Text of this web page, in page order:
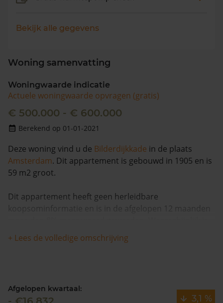
Bekijk alle gegevens
Woning samenvatting
Woningwaarde indicatie
Actuele woningwaarde opvragen (gratis)
€ 500.000 - € 600.000
Berekend op 01-01-2021
Deze woning vind u de Bilderdijkkade in de plaats
Amsterdam. Dit appartement is gebouwd in 1905 en is
59 m2 groot.
Dit appartement heeft geen herleidbare
koopsominformatie en is in de afgelopen 12 maanden
deze woning sinds 1993 niet meer verkocht.
kunnen worden op de gemeentelijke belastingen. Met
+ Lees de volledige omschrijving
Afgelopen kwartaal:
3,1 %